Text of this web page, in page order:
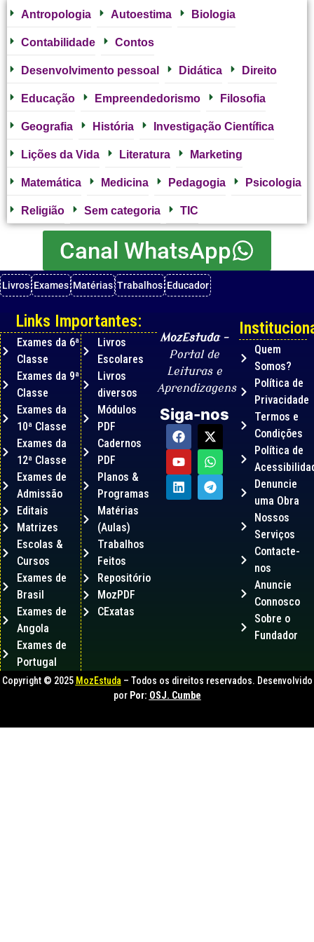
Antropologia Autoestima Biologia
Contabilidade Contos
Desenvolvimento pessoal Didática Direito
Educação Empreendedorismo Filosofia
Geografia História Investigação Científica
Lições da Vida Literatura Marketing
Matemática Medicina Pedagogia Psicologia
Religião Sem categoria TIC
Canal WhatsApp
Livros Exames Matérias Trabalhos Educador
MozEstuda–
Portal de
Leituras e
Aprendizagens
Siga-nos
Quem
Somos?
Política de
Privacidade
Termos e
Condições
Política de
Denuncie
uma Obra
Nossos
Serviços
Contacte-
nos
Anuncie
Connosco
Sobre o
Fundador
Links Importantes:
Exames da 6ª
Classe
Exames da 9ª
Classe
Exames da
10ª Classe
Exames da
12ª Classe
Exames de
Admissão
Editais
Matrizes
Escolas &
Cursos
Exames de
Brasil
Exames de
Angola
Exames de
Portugal
Livros
Escolares
Livros
diversos
Módulos
PDF
Cadernos
PDF
Planos &
Programas
Matérias
(Aulas)
Trabalhos
Feitos
Repositório
MozPDF
CExatas
Copyright © 2025 MozEstuda – Todos os direitos reservados. Desenvolvido
por Por: OSJ. Cumbe